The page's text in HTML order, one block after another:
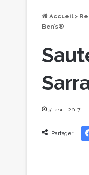
Accueil >
Ben’s®
31 août 2017
Partager